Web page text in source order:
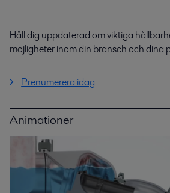
Håll dig uppdaterad om viktiga
möjligheter inom din bransch och dina
Prenumerera idag
Animationer